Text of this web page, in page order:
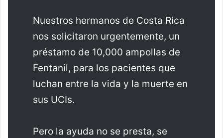
Nuestros hermanos de Costa Rica
nos solicitaron urgentemente, un
préstamo de 10,000 ampollas de
Fentanil, para los pacientes que
luchan entre la vida y la muerte en
sus UCIs.
Pero la ayuda no se presta, se